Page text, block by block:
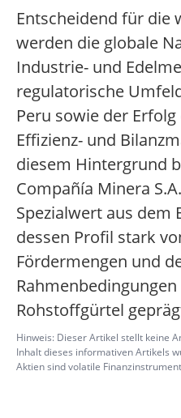
Entscheidend für die
werden die globale
Industrie- und
regulatorische
Peru sowie der
Effizienz- und
diesem Hintergrund
Compañía Minera
Spezialwert aus dem
dessen Profil stark
Fördermengen und
Rohstoffgürtel
Hinweis: Dieser Artikel stellt keine
Inhalt dieses informativen Artikels
Aktien sind volatile